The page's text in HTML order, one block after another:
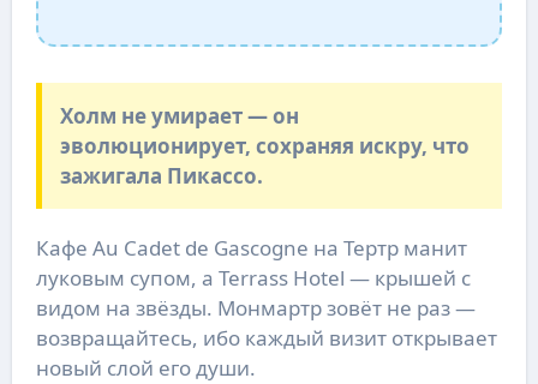
Холм не умирает — он
эволюционирует, сохраняя искру, что
зажигала Пикассо.
Кафе Au Cadet de Gascogne на Тертр манит
луковым супом, а Terrass Hotel — крышей с
видом на звёзды. Монмартр зовёт не раз —
возвращайтесь, ибо каждый визит открывает
новый слой его души.